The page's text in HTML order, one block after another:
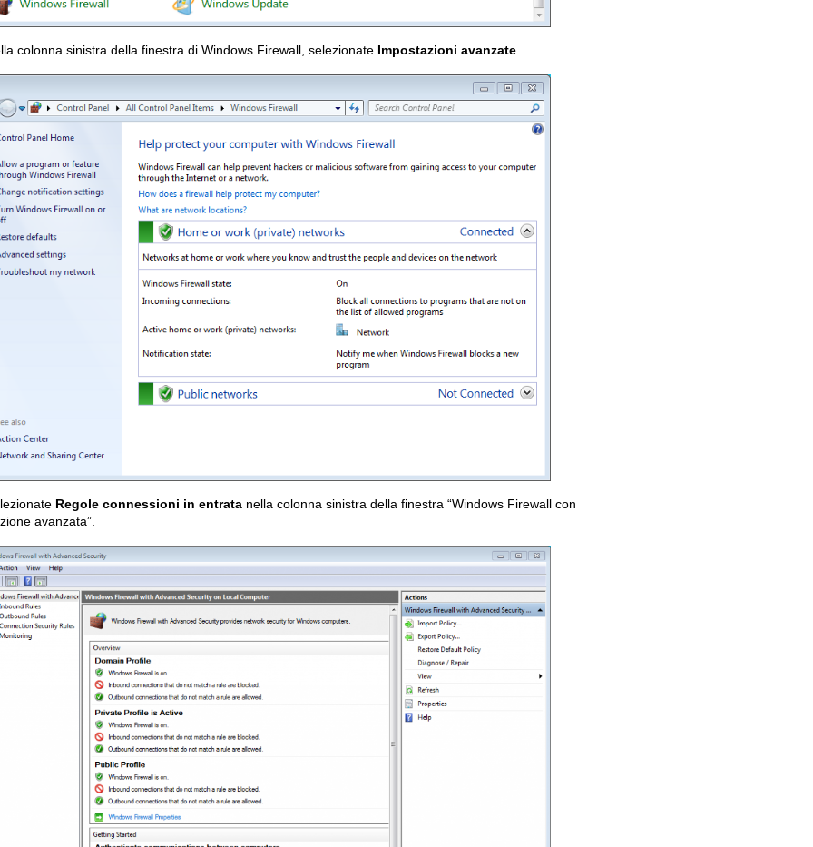
colonna sinistra della finestra di Windows Firewall, selezionate Impostazioni avanzate.
Regole connessioni in entrata nella colonna sinistra della finestra “Windows Firewall con
avanzata”.